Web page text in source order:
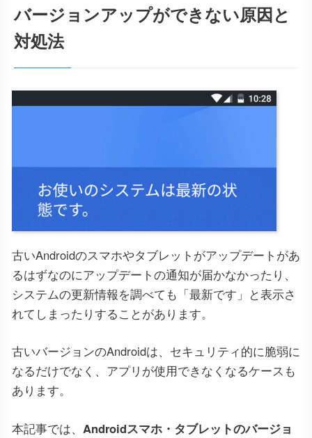
バージョンアップができない原因と
対処法
古いAndroidのスマホやタブレットがアップデートがあ
るはずなのにアップデートの通知が届かなかったり、
システムの更新情報を調べても「最新です」と表示さ
れてしまったりすることがあります。
古いバージョンのAndroidは、セキュリティ的に脆弱に
なるだけでなく、アプリが使用できなくなるケースも
あります。
本記事では、 Androidスマホ・タブレットのバージョ